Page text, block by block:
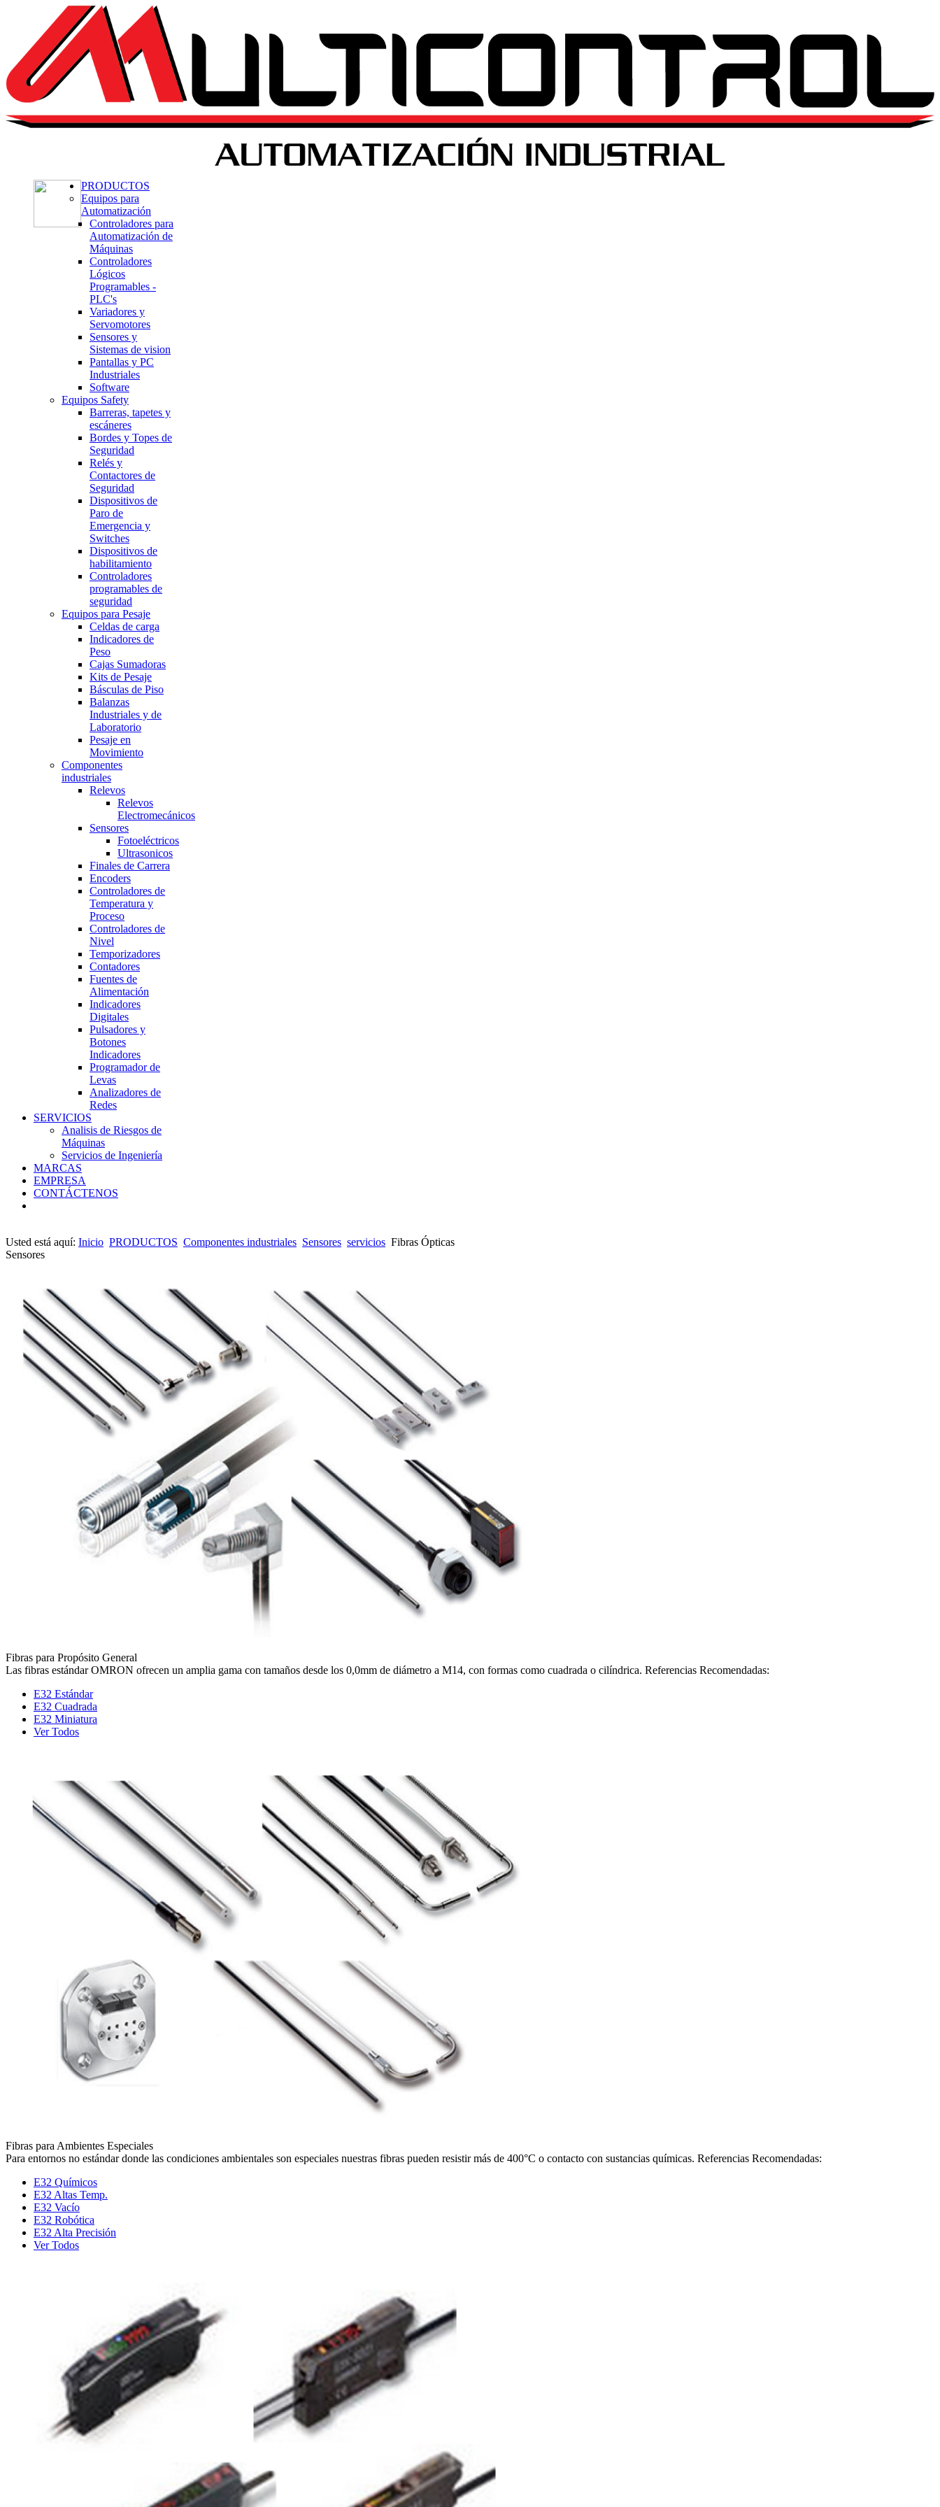
PRODUCTOS
Equipos para
Automatización
Controladores para
Automatización de
Máquinas
Controladores
Lógicos
Programables -
PLC's
Variadores y
Servomotores
Sensores y
Sistemas de vision
Pantallas y PC
Industriales
Software
Equipos Safety
Barreras, tapetes y
escáneres
Bordes y Topes de
Seguridad
Relés y
Contactores de
Seguridad
Dispositivos de
Paro de
Emergencia y
Switches
Dispositivos de
habilitamiento
Controladores
programables de
seguridad
Equipos para Pesaje
Celdas de carga
Indicadores de
Peso
Cajas Sumadoras
Kits de Pesaje
Básculas de Piso
Balanzas
Industriales y de
Laboratorio
Pesaje en
Movimiento
Componentes
industriales
Relevos
Relevos
Electromecánicos
Sensores
Fotoeléctricos
Ultrasonicos
Finales de Carrera
Encoders
Controladores de
Temperatura y
Proceso
Controladores de
Nivel
Temporizadores
Contadores
Fuentes de
Alimentación
Indicadores
Digitales
Pulsadores y
Botones
Indicadores
Programador de
Levas
Analizadores de
Redes
SERVICIOS
Analisis de Riesgos de
Máquinas
Servicios de Ingeniería
MARCAS
EMPRESA
CONTÁCTENOS
Usted está aquí: Inicio PRODUCTOS Componentes industriales Sensores servicios Fibras Ópticas
Sensores
Fibras para Propósito General
Las fibras estándar OMRON ofrecen un amplia gama con tamaños desde los 0,0mm de diámetro a M14, con formas como cuadrada o cilíndrica. Referencias Recomendadas:
E32 Estándar
E32 Cuadrada
E32 Miniatura
Ver Todos
Fibras para Ambientes Especiales
Para entornos no estándar donde las condiciones ambientales son especiales nuestras fibras pueden resistir más de 400°C o contacto con sustancias químicas. Referencias Recomendadas:
E32 Químicos
E32 Altas Temp.
E32 Vacío
E32 Robótica
E32 Alta Precisión
Ver Todos